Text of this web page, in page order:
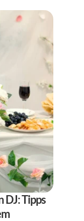
DJ: Tipps